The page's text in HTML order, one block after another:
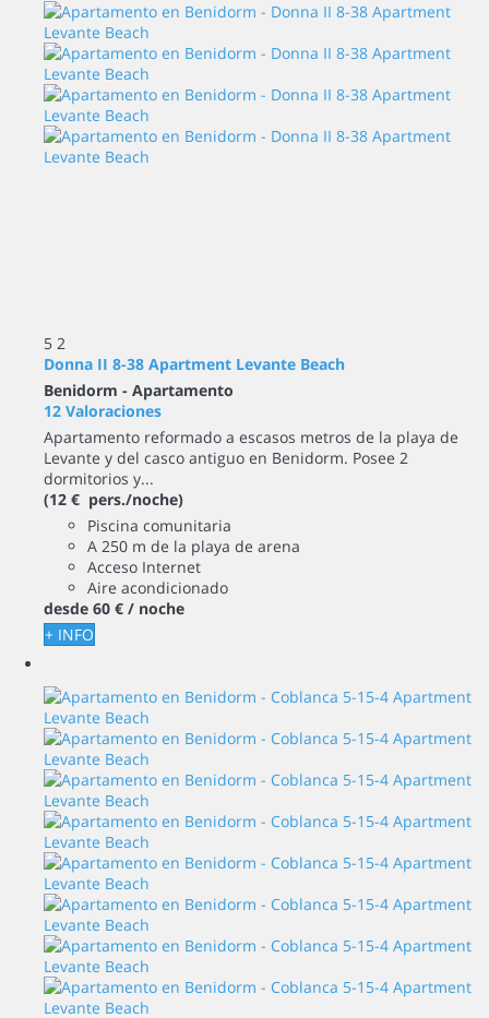
5 2
Donna II 8-38 Apartment Levante Beach
Benidorm - Apartamento
12 Valoraciones
Apartamento reformado a escasos metros de la playa de
Levante y del casco antiguo en Benidorm. Posee 2
dormitorios y...
(12 € pers./noche)
Piscina comunitaria
A 250 m de la playa de arena
Acceso Internet
Aire acondicionado
desde 60 € / noche
+ INFO